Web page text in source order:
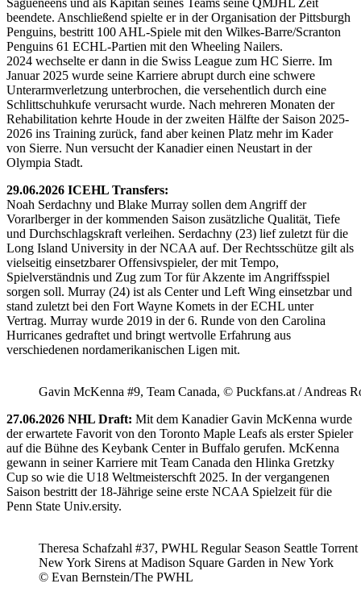
Saguenéens und als Kapitän seines Teams seine QMJHL Zeit
beendete. Anschließend spielte er in der Organisation der Pittsburgh
Penguins, bestritt 100 AHL-Spiele mit den Wilkes-Barre/Scranton
Penguins 61 ECHL-Partien mit den Wheeling Nailers.
2024 wechselte er dann in die Swiss League zum HC Sierre. Im
Januar 2025 wurde seine Karriere abrupt durch eine schwere
Unterarmverletzung unterbrochen, die versehentlich durch eine
Schlittschuhkufe verursacht wurde. Nach mehreren Monaten der
Rehabilitation kehrte Houde in der zweiten Hälfte der Saison 2025-
2026 ins Training zurück, fand aber keinen Platz mehr im Kader
von Sierre. Nun versucht der Kanadier einen Neustart in der
Olympia Stadt.
29.06.2026 ICEHL Transfers:
Noah Serdachny und Blake Murray sollen dem Angriff der
Vorarlberger in der kommenden Saison zusätzliche Qualität, Tiefe
und Durchschlagskraft verleihen. Serdachny (23) lief zuletzt für die
Long Island University in der NCAA auf. Der Rechtsschütze gilt als
vielseitig einsetzbarer Offensivspieler, der mit Tempo,
Spielverständnis und Zug zum Tor für Akzente im Angriffsspiel
sorgen soll. Murray (24) ist als Center und Left Wing einsetzbar und
stand zuletzt bei den Fort Wayne Komets in der ECHL unter
Vertrag. Murray wurde 2019 in der 6. Runde von den Carolina
Hurricanes gedraftet und bringt wertvolle Erfahrung aus
verschiedenen nordamerikanischen Ligen mit.
Gavin McKenna #9, Team Canada, © Puckfans.at / Andreas
27.06.2026 NHL Draft: Mit dem Kanadier Gavin McKenna wurde
der erwartete Favorit von den Toronto Maple Leafs als erster Spieler
auf die Bühne des Keybank Center in Buffalo gerufen. McKenna
gewann in seiner Karriere mit Team Canada den Hlinka Gretzky
Cup so wie die U18 Weltmeisterschft 2025. In der vergangenen
Saison bestritt der 18-Jährige seine erste NCAA Spielzeit für die
Penn State Univ.ersity.
Theresa Schafzahl #37, PWHL Regular Season Seattle Torrent
New York Sirens at Madison Square Garden in New York
© Evan Bernstein/The PWHL